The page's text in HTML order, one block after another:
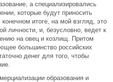
а специализировались
которые будут приносить
итоге, на мой взгляд, это
личности, и, безусловно, ведет к
на овец и козлищ. Притом
большинство российских
денег для того, чтобы
образования и